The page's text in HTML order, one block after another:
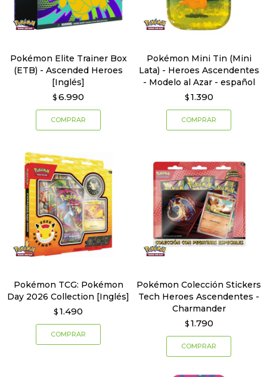
Pokémon Elite Trainer Box
(ETB) - Ascended Heroes
[Inglés]
$ 6.990
Pokémon Mini Tin (Mini
Lata) - Heroes Ascendentes
- Modelo al Azar - español
$ 1.390
Pokémon TCG: Pokémon
Day 2026 Collection [Inglés]
$ 1.490
Pokémon Colección Stickers
Tech Heroes Ascendentes -
Charmander
$ 1.790